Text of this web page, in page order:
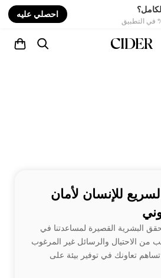
احصلي عليه
للإنسان لأمان
البشرية القصيرة لمساعدتنا في
من الاحتيال والرسائل غير المرغوب
تعاونك في توفير بيئة على